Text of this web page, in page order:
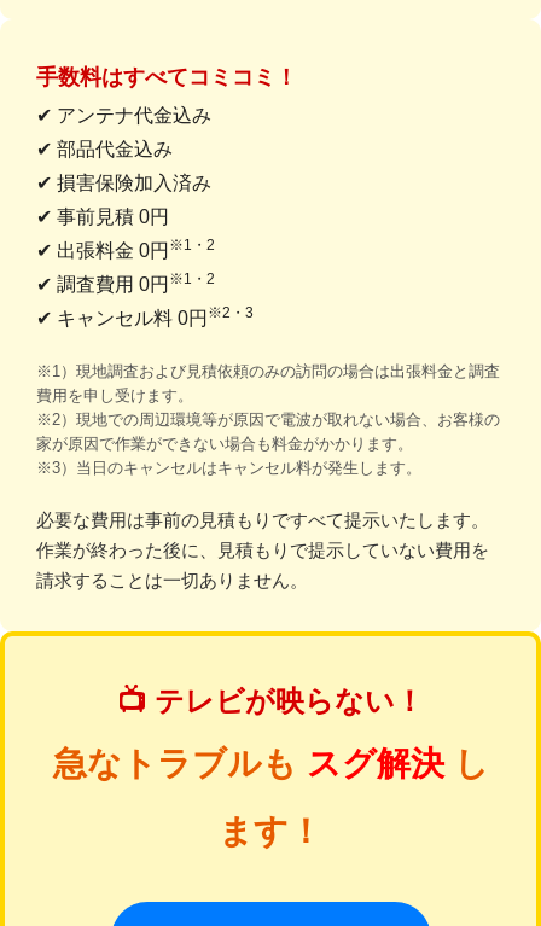
手数料はすべてコミコミ！
✔ アンテナ代金込み
✔ 部品代金込み
✔ 損害保険加入済み
✔ 事前見積 0円
✔ 出張料金 0円 ※1・2
✔ 調査費用 0円 ※1・2
✔ キャンセル料 0円 ※2・3
※1）現地調査および見積依頼のみの訪問の場合は出張料金と調査
費用を申し受けます。
※2）現地での周辺環境等が原因で電波が取れない場合、お客様の
家が原因で作業ができない場合も料金がかかります。
※3）当日のキャンセルはキャンセル料が発生します。
必要な費用は事前の見積もりですべて提示いたします。
作業が終わった後に、見積もりで提示していない費用を
請求することは一切ありません。
📺 テレビが映らない！
急なトラブルも スグ解決し
ます！